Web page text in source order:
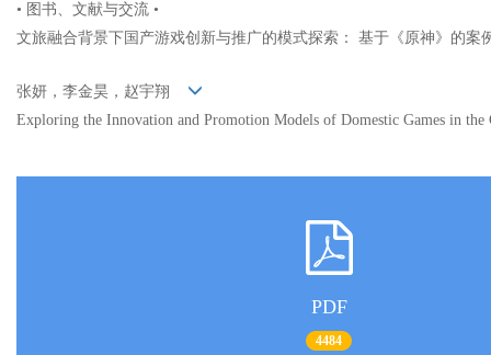
• 图书、文献与交流 •
文旅融合背景下国产游戏创新与推广的模式探索： 基于《原神》的案
张妍，李金昊，赵宇翔
Exploring the Innovation and Promotion Models of Domestic Games in
PDF
4484